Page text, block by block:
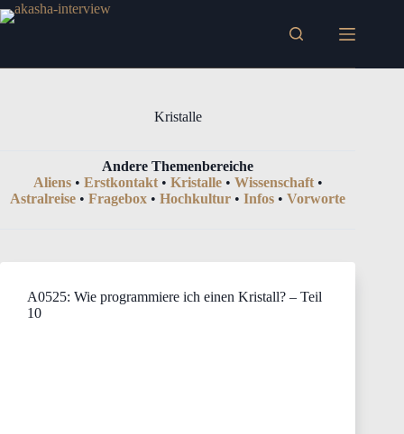
Zum
Inhalt
Kristalle
Andere Themenbereiche
Aliens• Erstkontakt• Kristalle• Wissenschaft•
Astralreise •Fragebox •Hochkultur •Infos •Vorworte
A0525: Wie programmiere ich einen Kristall? – Teil
10